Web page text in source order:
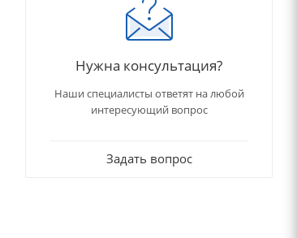
Нужна консультация?
Наши специалисты ответят на любой
интересующий вопрос
Задать вопрос